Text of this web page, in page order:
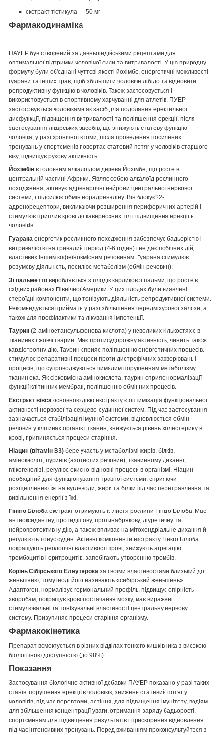
екстракт тістикула — 50 мг
Фармакодинаміка
ПАУЕР був створений за давньоіндійськими рецептами для
оптимальної підтримки чоловічої сили та витривалості. У цю природну
формулу були об'єднані чуттєві якості йохімбе, енергетичні можливості
гуарани та інших трав, щоб збільшити чоловіче лібідо та відновити
репродуктивну функцію в чоловіків. Також застосовується і
використовується в спортивному харчуванні для атлетів. ПУЕР
застосовується чоловіками як засіб для подолання еректильної
дисфункції, підвищення витривалості та поліпшення ерекції, після
застосування лікарських засобів, що знижують статеву функцію
чоловіка, у разі хронічної втоми, після проведення посилених
тренувань у спортсменів повертає статевий потяг у чоловіків старшого
віку, підвищує рухову активність.
Йохімбін є головним алкалоїдом дерева Йохімбе, що росте в
центральній частині Африки. Являє собою алкалоїд рослинного
походження, активує адренаргічні нейрони центральної нервової
системи, і підсилює обмін норадреналіну. Він блокує?2-
адренорецептори, викликаючи розширення периферичних артерій і
стимулює приплив крові до кавернозних тіл і підвищення ерекції в
чоловіків.
Гуарана енергетик рослинного походження забезпечує бадьорістю і
витривалістю на тривалий період (4-6 годин) і не дає побічних дій,
властивих іншим кофеїновмісним речовинам. Гуарана стимулює
розумову діяльність, посилює метаболізм (обмін речовин).
Зі пальметто виробляється з плодів карликової пальми, що росте в
східних районах Північної Америки. У цих плодах були виявлені
стероїдні компоненти, що тонізують діяльність репродуктивної системи.
Рекомендується приймати у разі збільшення передміхурової залози, а
також для профілактики та лікування імпотенції.
Таурин (2-аміноетансульфонова кислота) у невеликих кількостях є в
тканинах і жовчі тварин. Має протисудорожну активність, чинить також
кардіотропну дію. Таурин сприяє поліпшенню енергетичних процесів,
стимулює репаративні процеси проти дистрофічних захворювань і
процесів, що супроводжуються чималим порушенням метаболізму
тканин ока. Як сірковмісна амінокислота, таурин сприяє нормалізації
функції клітинних мембран, поліпшенню обмінних процесів.
Екстракт вівса основною дією екстракту є оптимізація функціональної
активності нервової та серцево-судинної систем. Під час застосування
зазначається стабілізація імунної системи, відновлюється обмін
речовин у клітинах органів і тканин, знижується рівень холестерину в
крові, припиняється процеси старіння.
Ніацин (вітамін В3) бере участь у метаболізмі жирів, білків,
амінокислот, пуринів (азотистих речовин), тканинному диханні,
глікогенолізі, регулює окисно-відновні процеси в організмі. Ніацин
необхідний для функціонування травної системи, сприяючи
розщепленню їжі на вуглеводи, жири та білки під час перетравлення та
вивільнення енергії з їжі.
Гінкго Білоба екстракт отримують із листя рослини Гінкго Білоба. Має
антиоксидантну, протидішову, протинабрякову, діуретичну та
нейропротективну дію, а також впливає на мітохондріальне дихання й
регулюють тонус судин. Активні компоненти екстракту Гінкго Білоба
покращують реологічні властивості крові, знижують агрегацію
тромбоцитів і еритроцитів, запобігають утворенню тромбів.
Корінь Сібірського Елеутерока за своїми властивостями близький до
женьшеню, тому іноді його називають «сибірський женьшень».
Адаптоген, нормалізує гормональний профіль, підвищує опірність
хворобам, покращує кровопостачання мозку, має виражені
стимулювальні та тонізувальні властивості центральну нервову
систему. Призупиняє процеси старіння організму.
Фармакокінетика
Препарат всмоктується в різних відділах тонкого кишківника з високою
біологічною доступністю (до 98%).
Показання
Застосування біологічно активної добавки ПАУЕР показано у разі таких
станів: порушення ерекції в чоловіків, знижене статевий потяг у
чоловіків, під час перевтоми, астіння, для підвищення імунітету, водіям
для збільшення концентрації уваги, отримання заряду бадьорості,
спортсменам для підвищення результатів і прискорення відновлення
під час інтенсивних тренувань. Перед вживанням проконсультуйтеся з